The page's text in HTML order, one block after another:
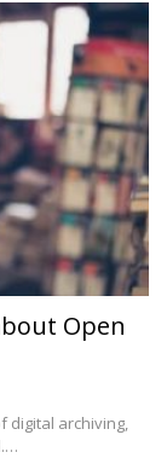
Open
digital archiving,